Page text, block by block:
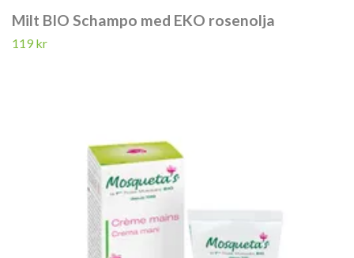
Milt BIO Schampo med EKO rosenolja
119 kr